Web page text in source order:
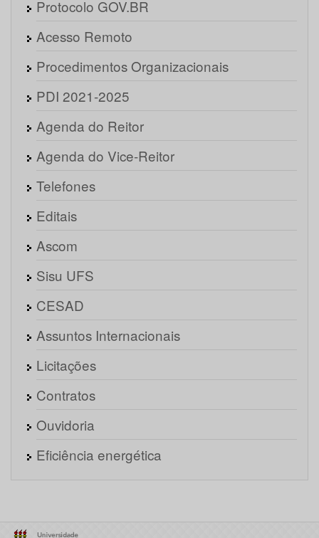
Protocolo GOV.BR
Acesso Remoto
Procedimentos Organizacionais
PDI 2021-2025
Agenda do Reitor
Agenda do Vice-Reitor
Telefones
Editais
Ascom
Sisu UFS
CESAD
Assuntos Internacionais
Licitações
Contratos
Ouvidoria
Eficiência energética